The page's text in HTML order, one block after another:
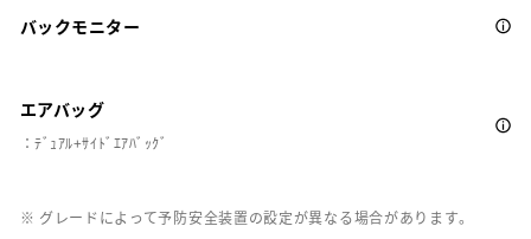
バックモニター
エアバッグ
：ﾃﾞｭｱﾙ+ｻｲﾄﾞｴｱﾊﾞｯｸﾞ
※ グレードによって予防安全装置の設定が異なる場合があります。